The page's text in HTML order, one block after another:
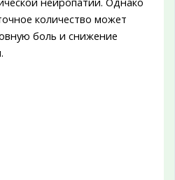
количество может
боль и снижение